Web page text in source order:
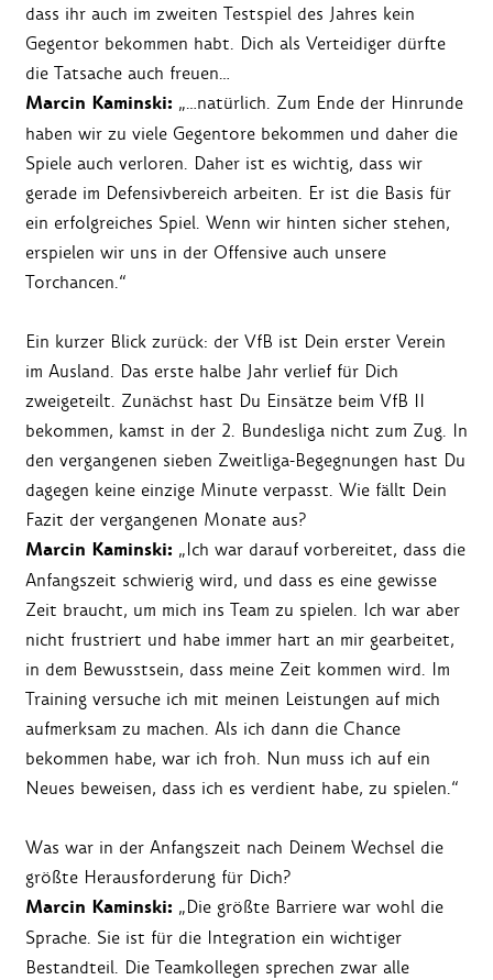
dass ihr auch im zweiten Testspiel des Jahres kein
Gegentor bekommen habt. Dich als Verteidiger dürfte
die Tatsache auch freuen…
Marcin Kaminski: „…natürlich. Zum Ende der Hinrunde
haben wir zu viele Gegentore bekommen und daher die
Spiele auch verloren. Daher ist es wichtig, dass wir
gerade im Defensivbereich arbeiten. Er ist die Basis für
ein erfolgreiches Spiel. Wenn wir hinten sicher stehen,
erspielen wir uns in der Offensive auch unsere
Torchancen.“
Ein kurzer Blick zurück: der VfB ist Dein erster Verein
im Ausland. Das erste halbe Jahr verlief für Dich
zweigeteilt. Zunächst hast Du Einsätze beim VfB II
bekommen, kamst in der 2. Bundesliga nicht zum Zug. In
den vergangenen sieben Zweitliga-Begegnungen hast Du
dagegen keine einzige Minute verpasst. Wie fällt Dein
Fazit der vergangenen Monate aus?
Marcin Kaminski: „Ich war darauf vorbereitet, dass die
Anfangszeit schwierig wird, und dass es eine gewisse
Zeit braucht, um mich ins Team zu spielen. Ich war aber
nicht frustriert und habe immer hart an mir gearbeitet,
in dem Bewusstsein, dass meine Zeit kommen wird. Im
Training versuche ich mit meinen Leistungen auf mich
aufmerksam zu machen. Als ich dann die Chance
bekommen habe, war ich froh. Nun muss ich auf ein
Neues beweisen, dass ich es verdient habe, zu spielen.“
Was war in der Anfangszeit nach Deinem Wechsel die
größte Herausforderung für Dich?
Marcin Kaminski: „Die größte Barriere war wohl die
Sprache. Sie ist für die Integration ein wichtiger
Bestandteil. Die Teamkollegen sprechen zwar alle